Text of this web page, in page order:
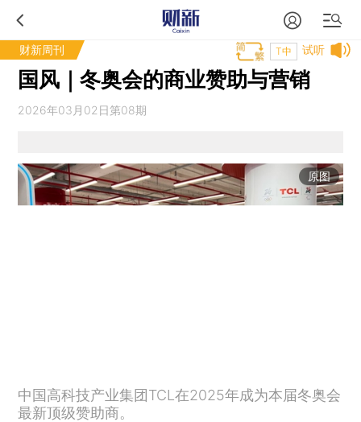
财新周刊 试听
T中
国风｜冬奥会的商业赞助与营销
2026年03月02日第08期
原图
中国高科技产业集团TCL在2025年成为本届冬奥会
最新顶级赞助商。